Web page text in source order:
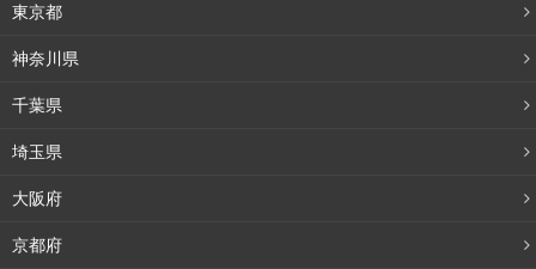
学歴
一般的です。
中学→高校→専門学校・短大・大学
東京都
神奈川県
千葉県
埼玉県
大阪府
京都府